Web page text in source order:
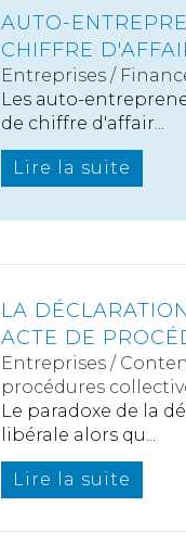
AUTO-
CHIFFRE
Entreprises /
Les auto-
de chiffre d'affair...
Lire la suite
LA
ACTE DE
Entreprises /
procédures
Le paradoxe de la
libérale alors qu...
Lire la suite